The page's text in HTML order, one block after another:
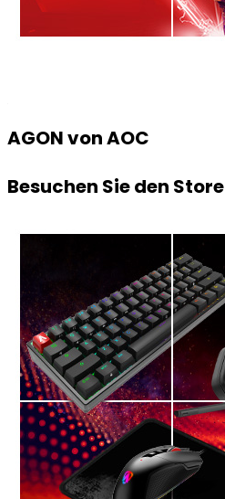
AGON von AOC
Besuchen Sie den Store